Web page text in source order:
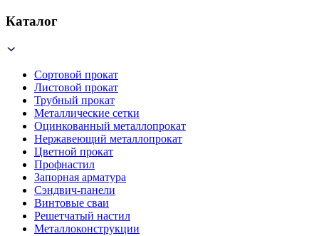
Каталог
Сортовой прокат
Листовой прокат
Трубный прокат
Металлические сетки
Оцинкованный металлопрокат
Нержавеющий металлопрокат
Цветной прокат
Профнастил
Запорная арматура
Сэндвич-панели
Винтовые сваи
Решетчатый настил
Металлоконструкции